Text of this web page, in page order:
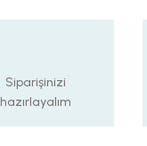
Siparişinizi
hazırlayalım